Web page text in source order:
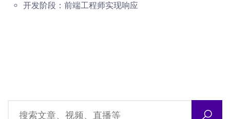
开发阶段：前端工程师实现响应